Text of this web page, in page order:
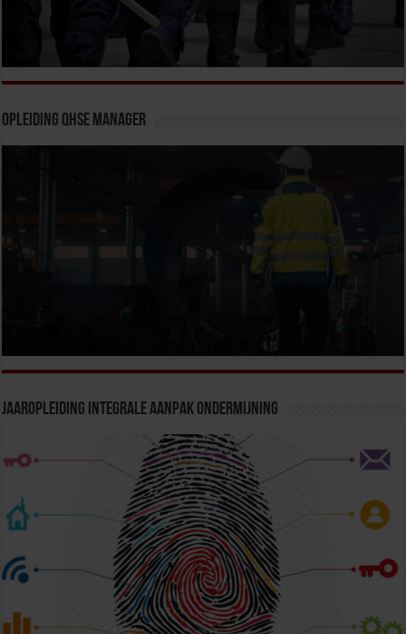
Opleiding QHSE Manager
Jaaropleiding Integrale Aanpak Ondermijning